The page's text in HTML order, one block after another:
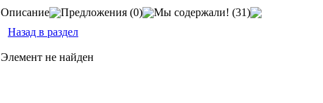
Описание Предложения (0)
Мы содержали! (31)
Назад в раздел
Элемент не найден